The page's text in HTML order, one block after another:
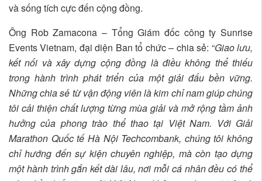
và sống tích cực đến cộng đồng.
Ông Rob Zamacona – Tổng Giám đốc công ty Sunrise
Events Vietnam, đại diện Ban tổ chức – chia sẻ: “Giao lưu,
kết nối và xây dựng cộng đồng là điều không thể thiếu
trong hành trình phát triển của một giải đấu bền vững.
Những chia sẻ từ vận động viên là kim chỉ nam giúp chúng
tôi cải thiện chất lượng từng mùa giải và mở rộng tầm ảnh
hưởng của phong trào thể thao tại Việt Nam. Với Giải
Marathon Quốc tế Hà Nội Techcombank, chúng tôi không
chỉ hướng đến sự kiện chuyên nghiệp, mà còn tạo dựng
một hành trình gắn kết dài lâu, nơi mỗi cá nhân đều có thể